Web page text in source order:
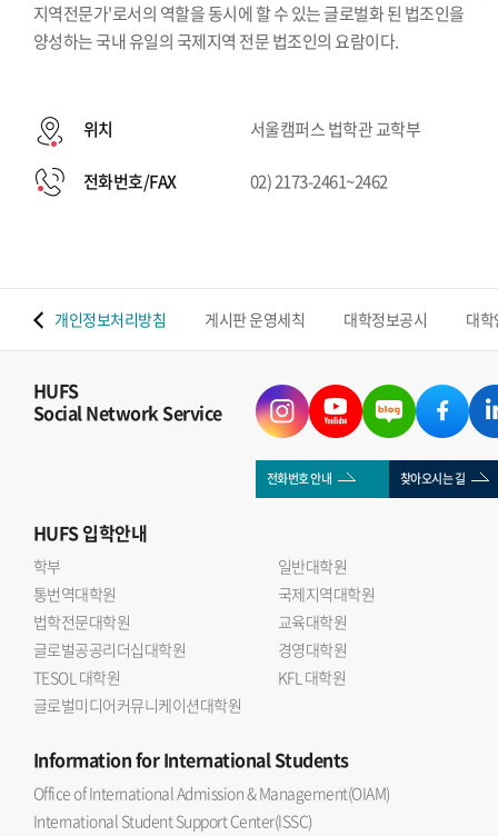
지역전문가'로서의 역할을 동시에 할 수 있는 글로벌화 된 법조인을
양성하는 국내 유일의 국제지역 전문 법조인의 요람이다.
위치 서울캠퍼스 법학관 교학부
전화번호/FAX 02) 2173-2461~2462
개인정보처리방침 게시판 운영세칙 대학정보공시 대
HUFS
Social Network Service
전화번호 안내 찾아오시는 길
HUFS입학안내
학부
일반대학원
통번역대학원
국제지역대학원
법학전문대학원
교육대학원
글로벌공공리더십대학원
경영대학원
TESOL 대학원
KFL 대학원
글로벌미디어커뮤니케이션대학원
Informationfor International Students
Office of International Admission & Management(OIAM)
International Student Support Center(ISSC)